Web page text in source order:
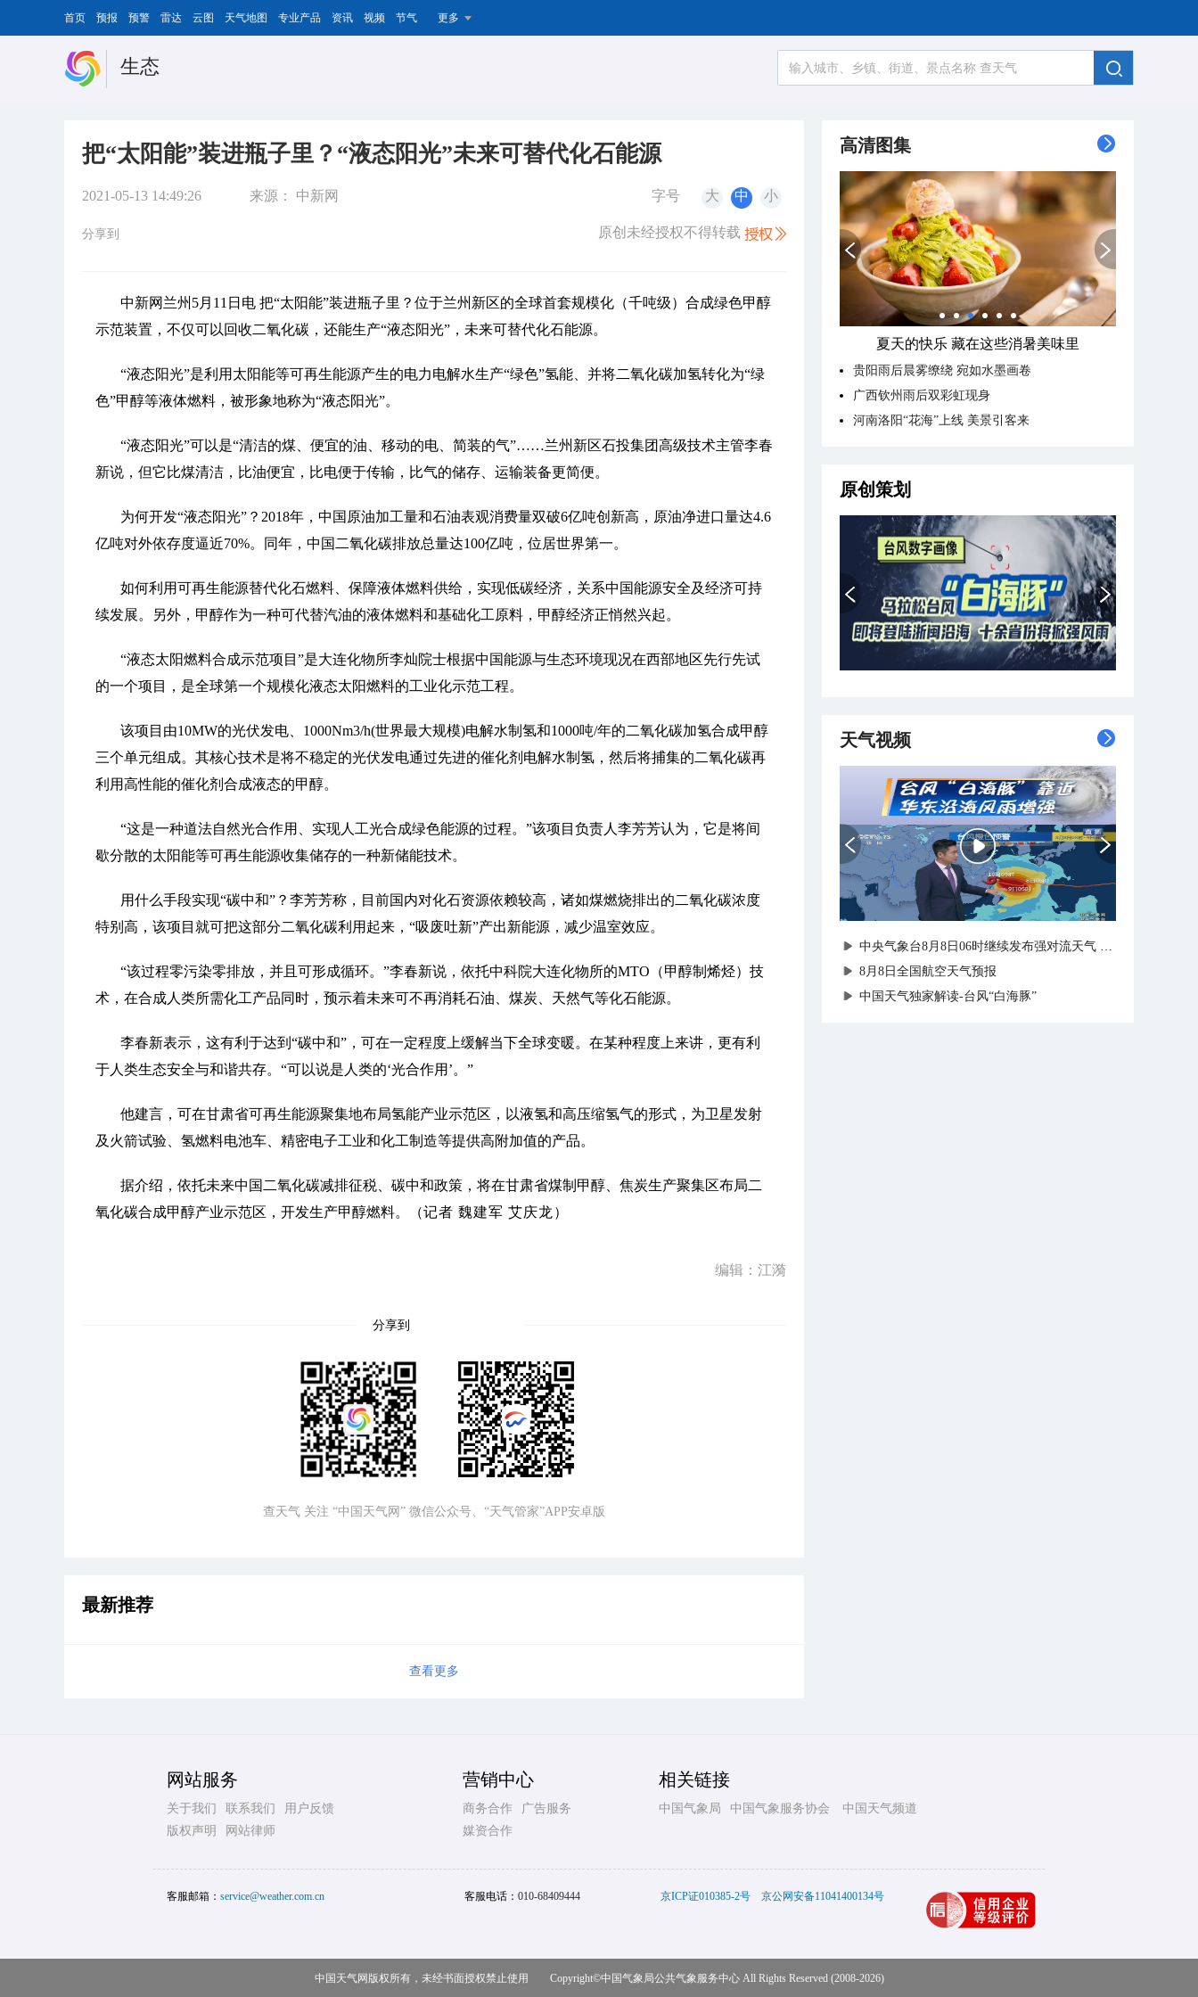
首页 预报 预警 雷达 云图 天气地图 专业产品 资讯 视频 节气 更多
生态
把“太阳能”装进瓶子里？“液态阳光”未来可替代化石能源
2021-05-13 14:49:26 来源： 中新网 字号 大 中 小
分享到 原创未经授权不得转载
中新网兰州5月11日电 把“太阳能”装进瓶子里？位于兰州新区的全球首套规模化（千吨级）合成绿色甲醇
示范装置，不仅可以回收二氧化碳，还能生产“液态阳光”，未来可替代化石能源。
“液态阳光”是利用太阳能等可再生能源产生的电力电解水生产“绿色”氢能、并将二氧化碳加氢转化为“绿
色”甲醇等液体燃料，被形象地称为“液态阳光”。
“液态阳光”可以是“清洁的煤、便宜的油、移动的电、简装的气”……兰州新区石投集团高级技术主管李春
新说，但它比煤清洁，比油便宜，比电便于传输，比气的储存、运输装备更简便。
为何开发“液态阳光”？2018年，中国原油加工量和石油表观消费量双破6亿吨创新高，原油净进口量达4.6
亿吨对外依存度逼近70%。同年，中国二氧化碳排放总量达100亿吨，位居世界第一。
如何利用可再生能源替代化石燃料、保障液体燃料供给，实现低碳经济，关系中国能源安全及经济可持
续发展。另外，甲醇作为一种可代替汽油的液体燃料和基础化工原料，甲醇经济正悄然兴起。
“液态太阳燃料合成示范项目”是大连化物所李灿院士根据中国能源与生态环境现况在西部地区先行先试
的一个项目，是全球第一个规模化液态太阳燃料的工业化示范工程。
该项目由10MW的光伏发电、1000Nm3/h(世界最大规模)电解水制氢和1000吨/年的二氧化碳加氢合成甲醇
三个单元组成。其核心技术是将不稳定的光伏发电通过先进的催化剂电解水制氢，然后将捕集的二氧化碳再
利用高性能的催化剂合成液态的甲醇。
“这是一种道法自然光合作用、实现人工光合成绿色能源的过程。”该项目负责人李芳芳认为，它是将间
歇分散的太阳能等可再生能源收集储存的一种新储能技术。
用什么手段实现“碳中和”？李芳芳称，目前国内对化石资源依赖较高，诸如煤燃烧排出的二氧化碳浓度
特别高，该项目就可把这部分二氧化碳利用起来，“吸废吐新”产出新能源，减少温室效应。
“该过程零污染零排放，并且可形成循环。”李春新说，依托中科院大连化物所的MTO（甲醇制烯烃）技
术，在合成人类所需化工产品同时，预示着未来可不再消耗石油、煤炭、天然气等化石能源。
李春新表示，这有利于达到“碳中和”，可在一定程度上缓解当下全球变暖。在某种程度上来讲，更有利
于人类生态安全与和谐共存。“可以说是人类的‘光合作用’。”
他建言，可在甘肃省可再生能源聚集地布局氢能产业示范区，以液氢和高压缩氢气的形式，为卫星发射
及火箭试验、氢燃料电池车、精密电子工业和化工制造等提供高附加值的产品。
据介绍，依托未来中国二氧化碳减排征税、碳中和政策，将在甘肃省煤制甲醇、焦炭生产聚集区布局二
氧化碳合成甲醇产业示范区，开发生产甲醇燃料。（记者 魏建军 艾庆龙 ）
编辑：江漪
分享到
查天气 关注 “中国天气网” 微信公众号、“天气管家”APP安卓版
最新推荐
查看更多
高清图集
夏天的快乐 藏在这些消暑美味里
贵阳雨后晨雾缭绕 宛如水墨画卷
广西钦州雨后双彩虹现身
河南洛阳“花海”上线 美景引客来
原创策划
天气视频
中央气象台8月8日06时继续发布强对流天气蓝色预警
8月8日全国航空天气预报
中国天气独家解读-台风“白海豚”
网站服务
关于我们 联系我们
用户反馈
版权声明
网站律师
营销中心
商务合作
广告服务
媒资合作
相关链接
中国气象局 中国气象服务协会 中国天气频道
客服邮箱： service@weather.com.cn 客服电话： 010-68409444 京ICP证010385-2号 京公网安备11041400134号
中国天气网版权所有，未经书面授权禁止使用 Copyright©中国气象局公共气象服务中心All Rights Reserved (2008-2026)